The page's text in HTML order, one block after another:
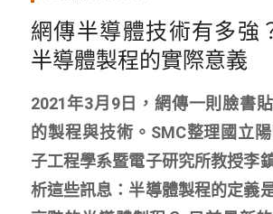
網傳半導體技術有多強
半導體製程的實際意義
2021年3月9日，網傳一則臉書
的製程與技術。SMC整理國立
子工程學系暨電子研究所教授李
析這些訊息：半導體製程的定義